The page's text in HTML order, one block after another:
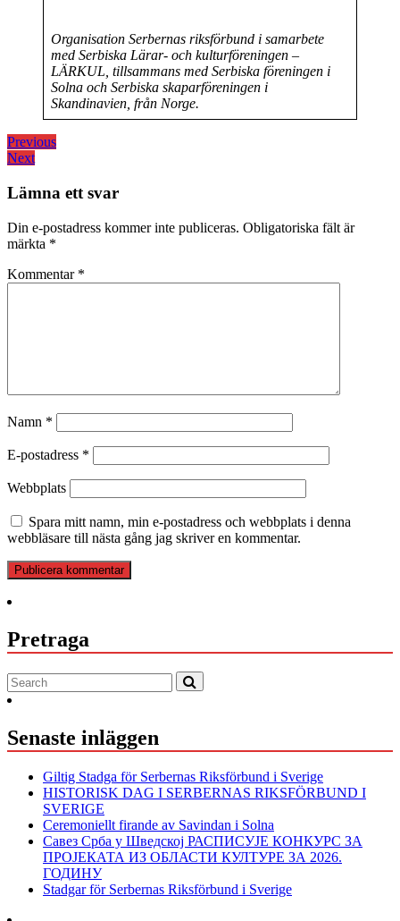
Organisation Serbernas riksförbund i samarbete
med Serbiska Lärar- och kulturföreningen –
LÄRKUL, tillsammans med Serbiska föreningen i
Solna och Serbiska skaparföreningen i
Skandinavien, från Norge.
Inläggsnavigering
PreviousPrevious
NextNext
Lämna ett svar
Din e-postadress kommer inte publiceras. Obligatoriska fält är
märkta *
Kommentar *
Namn *
E-postadress *
Webbplats
Spara mitt namn, min e-postadress och webbplats i denna
webbläsare till nästa gång jag skriver en kommentar.
Pretraga
Senaste inläggen
Giltig Stadga för Serbernas Riksförbund i Sverige
HISTORISK DAG I SERBERNAS RIKSFÖRBUND I
SVERIGE
Ceremoniellt firande av Savindan i Solna
Савез Срба у Шведској РАСПИСУЈЕ КОНКУРС ЗА
ПРОЈЕКАТА ИЗ ОБЛАСТИ КУЛТУРЕ ЗА 2026.
ГОДИНУ
Stadgar för Serbernas Riksförbund i Sverige